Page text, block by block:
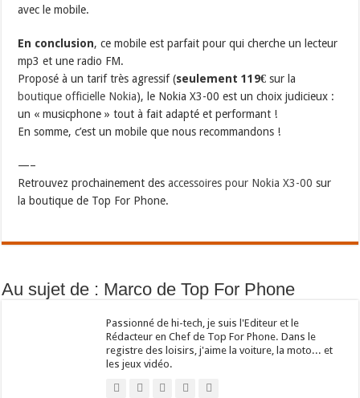
avec le mobile.
En conclusion, ce mobile est parfait pour qui cherche un lecteur
mp3 et une radio FM.
Proposé à un tarif très agressif (seulement 119€ sur la
boutique officielle Nokia), le Nokia X3-00 est un choix judicieux :
un « musicphone » tout à fait adapté et performant !
En somme, c’est un mobile que nous recommandons !
—–
Retrouvez prochainement desaccessoires pour Nokia X3-00 sur
la boutique de Top For Phone.
Au sujet de : Marco de Top For Phone
Passionné de hi-tech, je suis l'Editeur et le
Rédacteur en Chef de Top For Phone. Dans le
registre des loisirs, j'aime la voiture, la moto... et
les jeux vidéo.